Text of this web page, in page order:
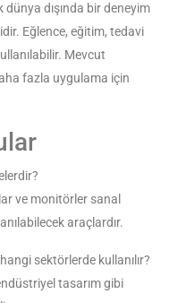
dışında bir deneyim
Eğlence, eğitim, tedavi
Mevcut
fazla uygulama için
ve monitörler sanal
araçlardır.
sektörlerde kullanılır?
tasarım gibi